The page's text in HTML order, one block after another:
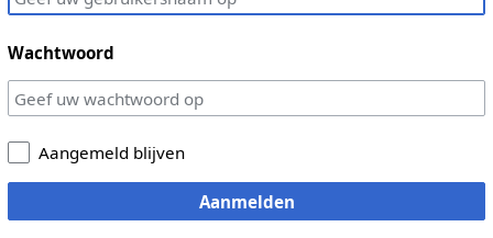
Wachtwoord
Aangemeld blijven
Aanmelden